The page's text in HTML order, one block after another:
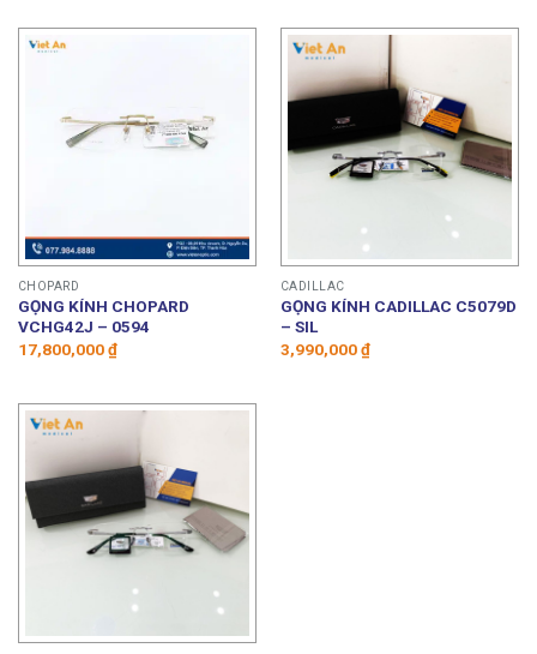
CHOPARD
GỌNG KÍNH CHOPARD
VCHG42J – 0594
17,800,000₫
CADILLAC
GỌNG KÍNH CADILLAC C5079D
– SIL
3,990,000₫